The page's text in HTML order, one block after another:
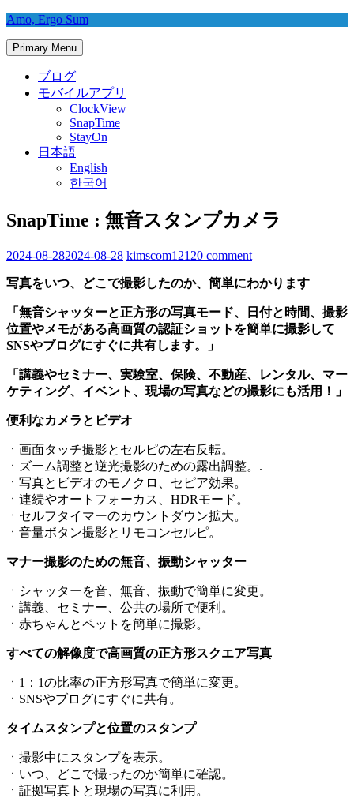
Skip
content
Amo, Ergo Sum
Primary Menu
ブログ
モバイルアプリ
ClockView
SnapTime
StayOn
日本語
English
한국어
SnapTime : 無音スタンプカメラ
2024-08-282024-08-28 kimscom12120 comment
写真をいつ、どこで撮影したのか、簡単にわかります
「無音シャッターと正方形の写真モード、日付と時間、撮影
位置やメモがある高画質の認証ショットを簡単に撮影して
SNSやブログにすぐに共有します。」
「講義やセミナー、実験室、保険、不動産、レンタル、マー
ケティング、イベント、現場の写真などの撮影にも活用！」
便利なカメラとビデオ
ㆍ画面タッチ撮影とセルピの左右反転。
ㆍズーム調整と逆光撮影のための露出調整。.
ㆍ写真とビデオのモノクロ、セピア効果。
ㆍ連続やオートフォーカス、HDRモード。
ㆍセルフタイマーのカウントダウン拡大。
ㆍ音量ボタン撮影とリモコンセルピ。
マナー撮影のための無音、振動シャッター
ㆍシャッターを音、無音、振動で簡単に変更。
ㆍ講義、セミナー、公共の場所で便利。
ㆍ赤ちゃんとペットを簡単に撮影。
すべての解像度で高画質の正方形スクエア写真
ㆍ1：1の比率の正方形写真で簡単に変更。
ㆍSNSやブログにすぐに共有。
タイムスタンプと位置のスタンプ
ㆍ撮影中にスタンプを表示。
ㆍいつ、どこで撮ったのか簡単に確認。
ㆍ証拠写真トと現場の写真に利用。